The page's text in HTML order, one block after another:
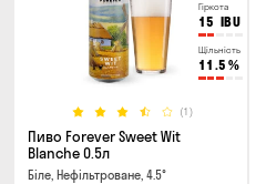
Гіркота
15 IBU
Щільність
11.5 %
(1)
Пиво Forever Sweet Wit
Blanche 0.5л
Біле, Нефільтроване, 4.5°